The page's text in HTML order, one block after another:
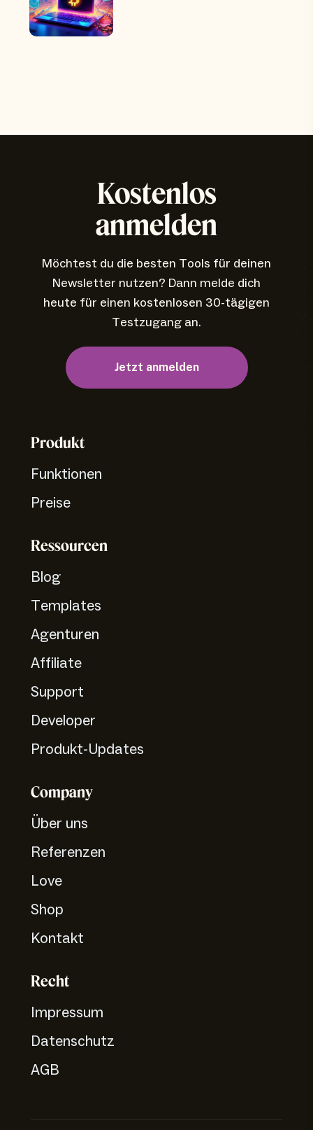
Kostenlos
anmelden
Möchtest du die besten Tools für deinen
Newsletter nutzen? Dann melde dich
heute für einen kostenlosen 30-tägigen
Testzugang an.
Jetzt anmelden
Produkt
Funktionen
Preise
Ressourcen
Blog
Templates
Agenturen
Affiliate
Support
Developer
Produkt-Updates
Company
Über uns
Referenzen
Love
Shop
Kontakt
Recht
Impressum
Datenschutz
AGB